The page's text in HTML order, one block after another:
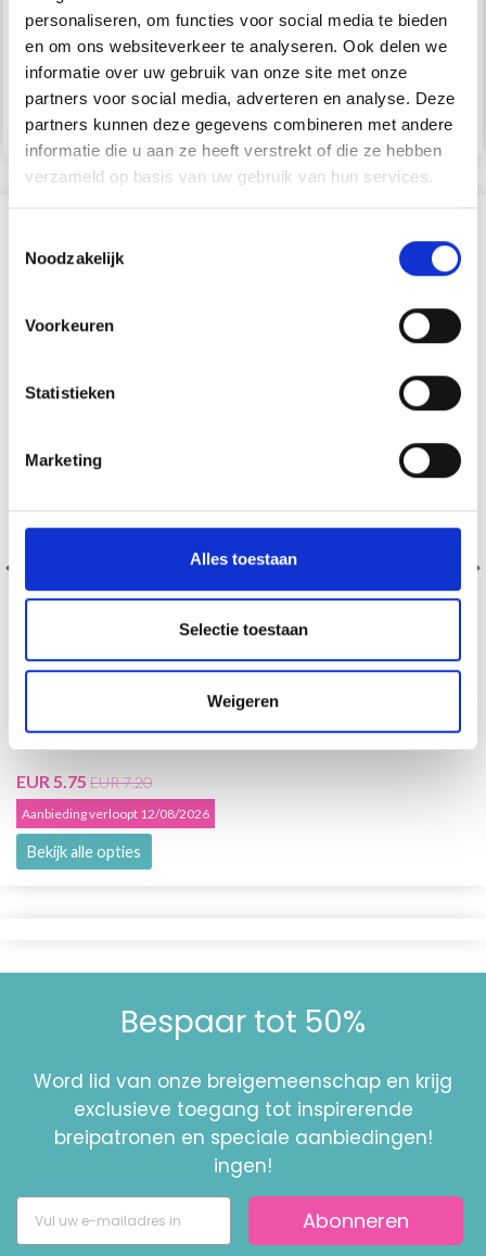
personaliseren, om functies voor social media te bieden
en om ons websiteverkeer te analyseren. Ook delen we
informatie over uw gebruik van onze site met onze
partners voor social media, adverteren en analyse. Deze
partners kunnen deze gegevens combineren met andere
informatie die u aan ze heeft verstrekt of die ze hebben
verzameld op basis van uw gebruik van hun services.
Noodzakelijk
Voorkeuren
Statistieken
Marketing
Alles toestaan
Selectie toestaan
Weigeren
EUR 11.50
Aanbieding verloopt
12/08/2026
Bekijk alle opties
EUR 2.70
Aanbieding verloopt
12/08/2026
Bekijk alle opties
BORDUURSTANDAARD 2 STUKS ROOD
EUR 5.75 EUR 7.20
Aanbieding verloopt 12/08/2026
Bekijk alle opties
Bespaar tot 50%
Word lid van onze breigemeenschap en krijg
exclusieve toegang tot inspirerende
breipatronen en speciale aanbiedingen!
ingen!
Abonneren